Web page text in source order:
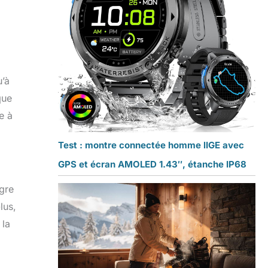
à
Test : montre connectée homme lIGE avec
GPS et écran AMOLED 1.43″, étanche IP68